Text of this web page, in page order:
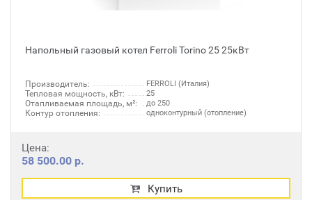
Напольный газовый котел Ferroli Torino 25 25кВт
Производитель: FERROLI (Италия)
Тепловая мощность, кВт: 25
Отапливаемая площадь, м²: до 250
Контур отопления: одноконтурный (отопление)
Цена:
58 500.00 р.
Купить